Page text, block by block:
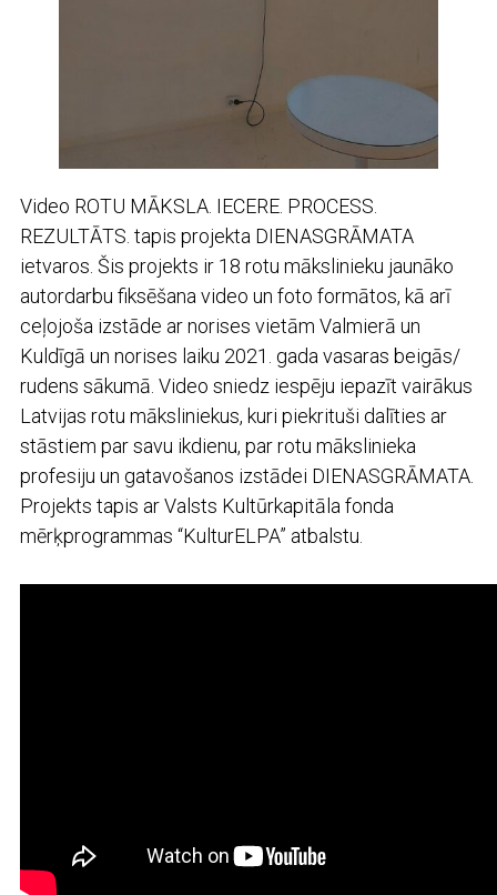
Video ROTU MĀKSLA. IECERE. PROCESS.
REZULTĀTS. tapis projekta DIENASGRĀMATA
ietvaros. Šis projekts ir 18 rotu mākslinieku jaunāko
autordarbu fiksēšana video un foto formātos, kā arī
ceļojoša izstāde ar norises vietām Valmierā un
Kuldīgā un norises laiku 2021. gada vasaras beigās/
rudens sākumā. Video sniedz iespēju iepazīt vairākus
Latvijas rotu māksliniekus, kuri piekrituši dalīties ar
stāstiem par savu ikdienu, par rotu mākslinieka
profesiju un gatavošanos izstādei DIENASGRĀMATA.
Projekts tapis ar Valsts Kultūrkapitāla fonda
mērķprogrammas “KulturELPA” atbalstu.